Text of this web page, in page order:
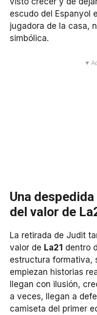
escudo del Espanyol
jugadora de la casa,
simbólica.
▼
Una
del valor de
La retirada de Judit
valor de La21 dentro
estructura formativa,
empiezan historias
llegan con ilusión,
a veces, llegan a
camiseta del primer